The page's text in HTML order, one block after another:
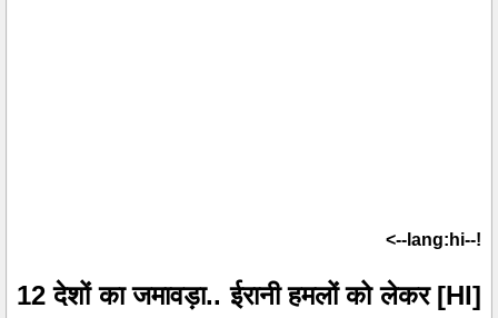
!--lang:hi-->
[HI] 12 देशों का जमावड़ा.. ईरानी हमलों को लेकर